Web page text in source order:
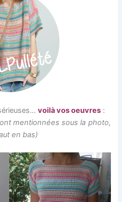
voilà vos oeuvres :
mentionnées sous la photo,
en bas)